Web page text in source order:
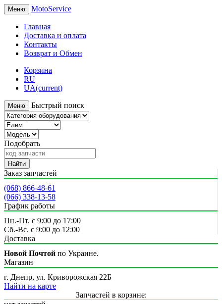
Меню MotoService
Главная
Доставка и оплата
Контакты
Возврат и Обмен
Корзина
RU
UA(current)
Меню Быстрый поиск
Подобрать
Найти
Заказ запчастей
(068) 866-48-61
(066) 338-13-58
График работы
Пн.-Пт. с 9:00 до 17:00
Сб.-Вс. с 9:00 до 12:00
Доставка
Новой Почтой по Украине.
Магазин
г. Днепр, ул. Криворожская 22Б
Найти на карте
Запчастей в корзине: